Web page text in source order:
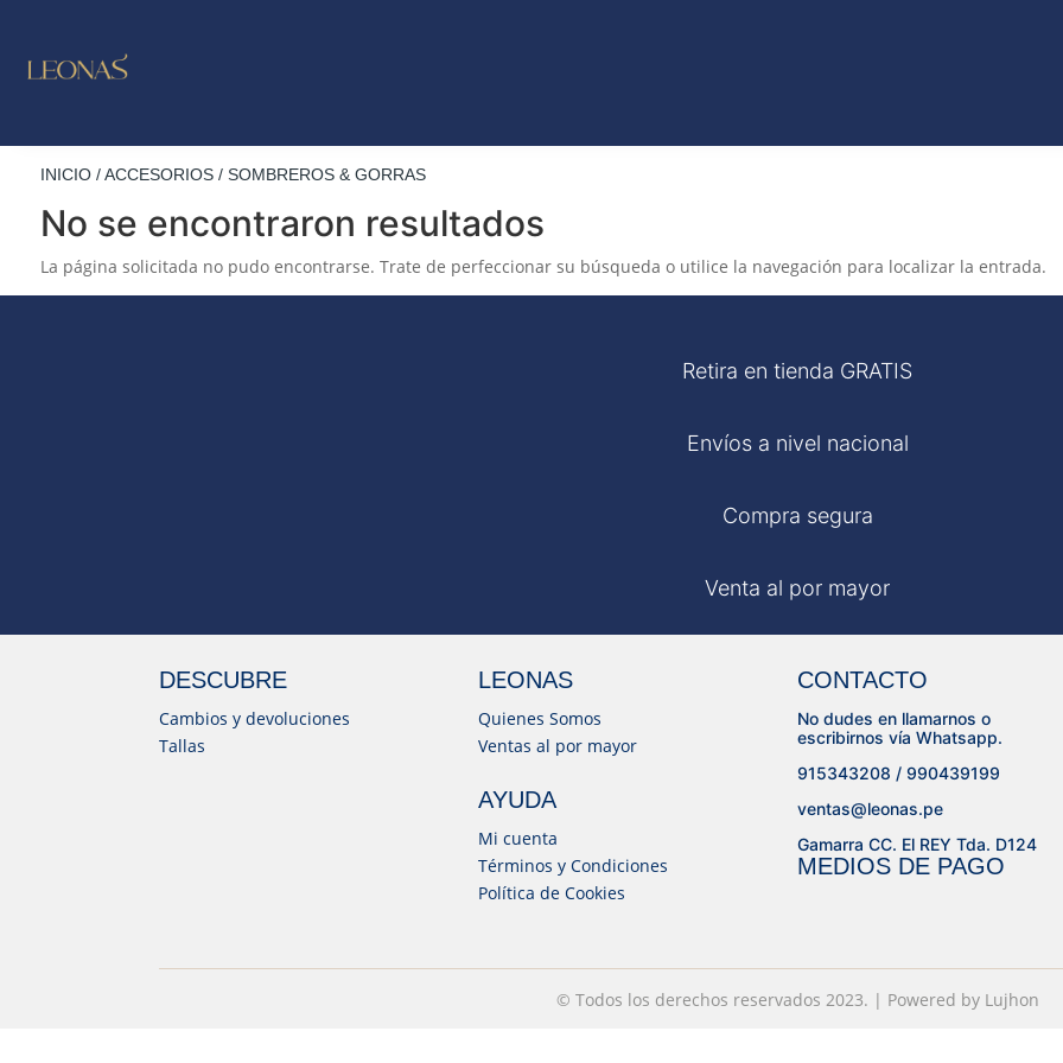
INICIO/ACCESORIOS/ SOMBREROS & GORRAS
No se encontraron resultados
La página solicitada no pudo encontrarse. Trate de perfeccionar su búsqueda o utilice la navegación para localizar la entrada.
Retira en tienda GRATIS
Envíos a nivel nacional
Compra segura
Venta al por mayor
DESCUBRE
Cambios y devoluciones
Tallas
LEONAS
Quienes Somos
Ventas al por mayor
AYUDA
Mi cuenta
Términos y Condiciones
Política de Cookies
CONTACTO
No dudes en llamarnos o
escribirnos vía Whatsapp.
915343208 / 990439199
ventas@leonas.pe
Gamarra CC. El REY Tda. D124
MEDIOS DE PAGO
© Desarrollado porLujhon – Agencia de Marketing Digital
© Todos los derechos reservados 2023. | Powered by Lujhon